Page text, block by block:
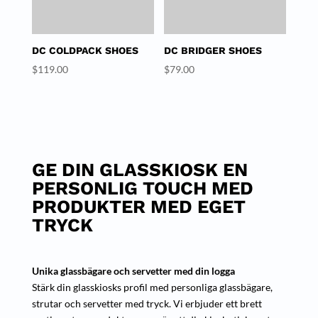
DC COLDPACK SHOES
$119.00
DC BRIDGER SHOES
$79.00
GE DIN GLASSKIOSK EN
PERSONLIG TOUCH MED
PRODUKTER MED EGET
TRYCK
Unika glassbägare och servetter med din logga
Stärk din glasskiosks profil med personliga glassbägare,
strutar och servetter med tryck. Vi erbjuder ett brett